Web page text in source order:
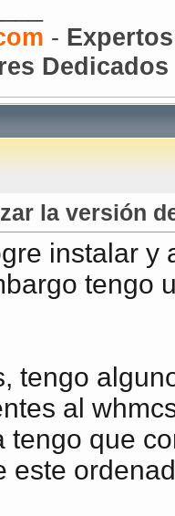
-
la versión
instalar y
tengo
tengo
al
tengo que
este